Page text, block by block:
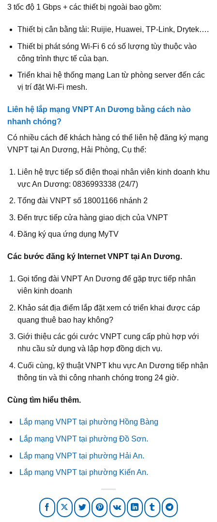
3 tốc độ 1 Gbps + các thiết bị ngoài bao gồm:
Thiết bị cân bằng tải: Ruijie, Huawei, TP-Link, Drytek….
Thiết bị phát sóng Wi-Fi 6 có số lượng tùy thuộc vào
công trình thực tế của bạn.
Triển khai hệ thống mạng Lan từ phòng server đến các
vị trí đặt Wi‑Fi mesh.
Liên hệ lắp mạng VNPT An Dương bằng cách nào
nhanh chóng?
Có nhiều cách để khách hàng có thể liên hệ đăng ký mạng
VNPT tại An Dương, Hải Phòng, Cụ thể:
Liên hệ trực tiếp số điện thoại nhân viên kinh doanh khu
vực An Dương: 0836993338 (24/7)
Tổng đài VNPT số 18001166 nhánh 2
Đến trực tiếp cửa hàng giao dịch của VNPT
Đăng ký qua ứng dụng MyTV
Các bước đăng ký Internet VNPT tại An Dương.
Gọi tổng đài VNPT An Dương để gặp trực tiếp nhân
viên kinh doanh
Khảo sát địa điểm lắp đặt xem có triển khai được cáp
quang thuê bao hay không?
Giới thiệu các gói cước VNPT cung cấp phù hợp với
nhu cầu sử dụng và lập hợp đồng dịch vụ.
Cuối cùng, kỹ thuật VNPT khu vực An Dương tiếp nhận
thông tin và thi công nhanh chóng trong 24 giờ.
Cùng tìm hiểu thêm.
Lắp mạng VNPT tại phường Hồng Bàng
Lắp mạng VNPT tại phường Đồ Sơn.
Lắp mạng VNPT tại phường Hải An.
Lắp mạng VNPT tại phường Kiến An.